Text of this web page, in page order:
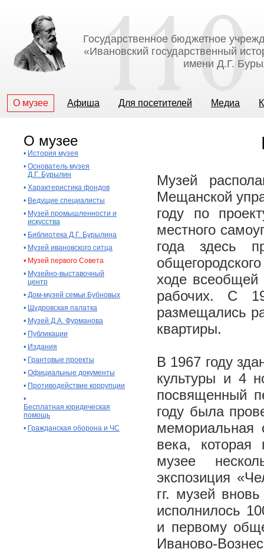
Государственное бюджетное
«Ивановский государственный
имени Д.Г.
О музее Афиша Для посетителей Медиа
О музее
• История музея
• Основатель музея
Д.Г. Бурылин
• Характеристика фондов
• Ведущие специалисты
• Музей промышленности и
искусства
• Библиотека Д.Г. Бурылина
• Музей ивановского ситца
• Музей первого Совета
• Музейно-выставочный
центр
• Дом-музей семьи Бубновых
• Щудровская палатка
• Музей Д.А. Фурманова
• Публикации
• Издания
• Грантовые проекты
• Официальные документы
• Противодействие коррупции
•
Бесплатная юридическая
помощь
• Гражданская оборона и ЧС
Музей
Мещанской
году по
местного
года здесь
ходе всеобщей
рабочих. С
размещались
квартиры.
В 1967 году
культуры и 4
посвященный
году была
мемориальная
века,
музее
экспозиция
гг. музей
исполнилось
и первому
Иваново-